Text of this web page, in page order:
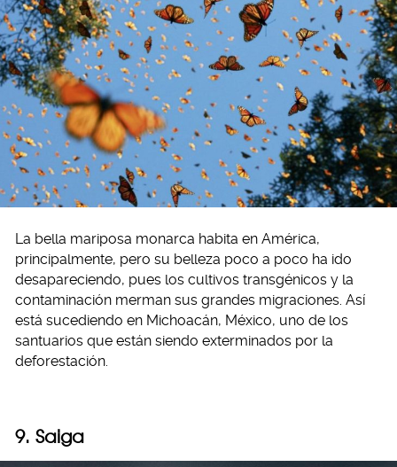
La bella mariposa monarca habita en América,
principalmente, pero su belleza poco a poco ha ido
desapareciendo, pues los cultivos transgénicos y la
contaminación merman sus grandes migraciones. Así
está sucediendo en Michoacán, México, uno de los
santuarios que están siendo exterminados por la
deforestación.
9. Saiga